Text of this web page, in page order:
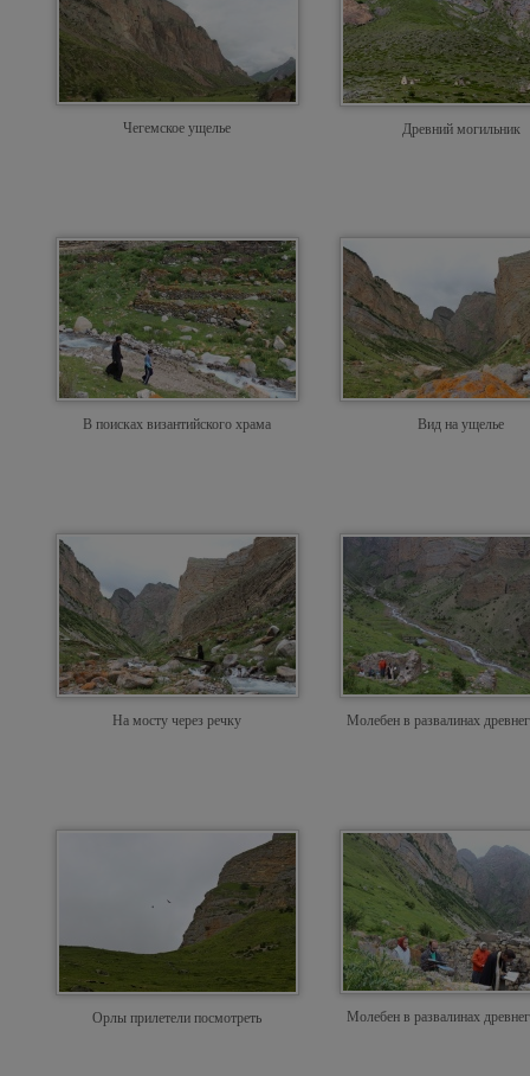
Чегемское ущелье Древний могильник
В поисках византийского храма Вид на ущелье
На мосту через речку Молебен в развалинах
Орлы прилетели посмотреть Молебен в развалинах